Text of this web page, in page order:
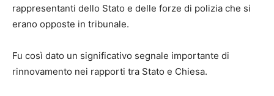
rappresentanti dello Stato e delle forze di polizia che si
erano opposte in tribunale.
Fu così dato un significativo segnale importante di
rinnovamento nei rapporti tra Stato e Chiesa.